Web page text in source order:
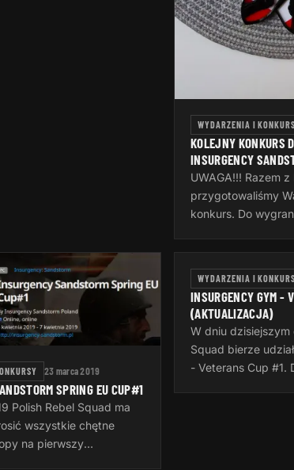
WYDARZENIA I
KOLEJNY KONKURS
INSURGENCY
UWAGA!!! Razem
przygotowaliśmy
konkurs. Do
zrobić to: - polubić
23 marca 2019
SPRING EU CUP#1
Polish Rebel Squad ma
wszystkie chętne
na pierwszy
WYDARZENIA I
INSURGENCY GYM -
(AKTUALIZACJA)
W dniu dzisiejszym
Squad bierze
- Veterans Cup #1.